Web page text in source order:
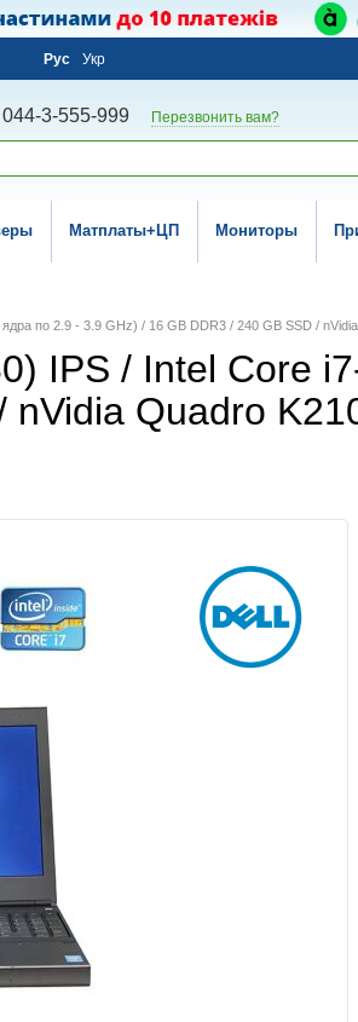
Рус Укр
044-3-555-999 Перезвонить вам?
Матплаты+ЦП Мониторы
по 2.9 - 3.9 GHz) / 16 GB DDR3 / 240 GB SSD /
IPS / Intel Core
Quadro